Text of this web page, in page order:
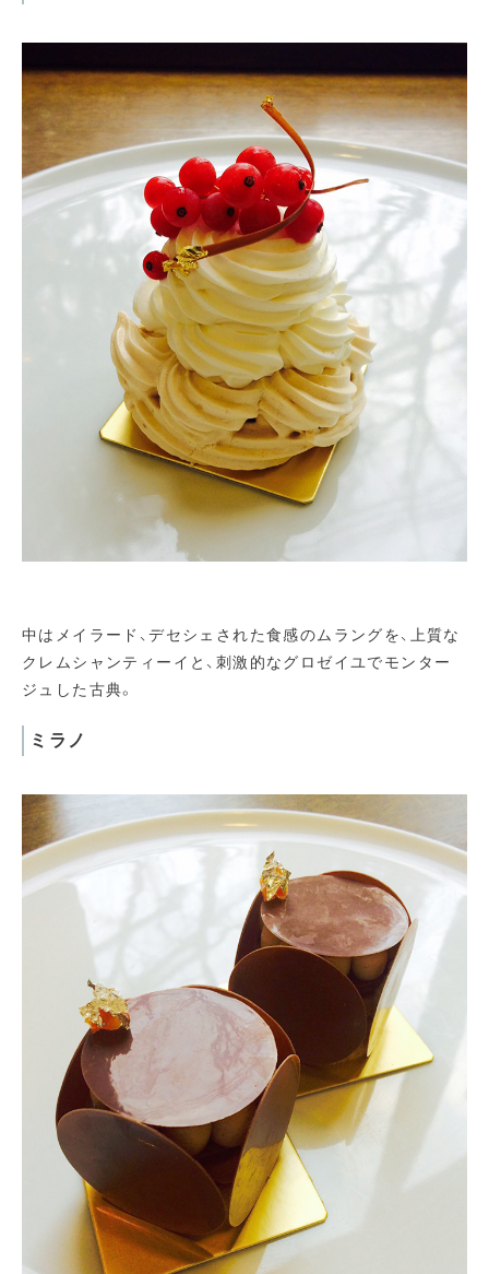
中はメイラード、デセシェされた食感のムラングを、上質な
クレムシャンティーイと、刺激的なグロゼイユでモンター
ジュした古典。
ミラノ